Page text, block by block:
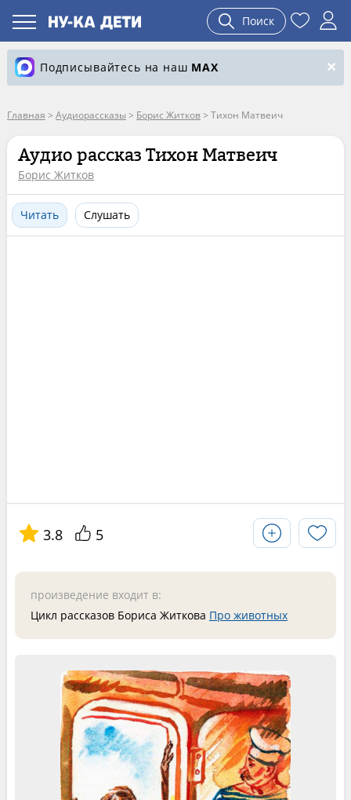
Поиск
Подписывайтесь на наш MAX
Главная > Аудиорассказы > Борис Житков> Тихон Матвеич
Аудио рассказ Тихон Матвеич
Борис Житков
Читать Слушать
3.8 5
произведение входит в:
Цикл рассказов Бориса Житкова Про животных